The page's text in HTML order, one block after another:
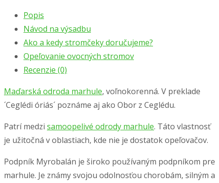
Popis
Návod na výsadbu
Ako a kedy stromčeky doručujeme?
Opeľovanie ovocných stromov
Recenzie (0)
Maďarská odroda marhule, voľnokorenná. V preklade
´Ceglédi óriás´ poznáme aj ako Obor z Ceglédu.
Patrí medzi samoopelivé odrody marhule. Táto vlastnosť
je užitočná v oblastiach, kde nie je dostatok opeľovačov.
Podpník Myrobalán je široko používaným podpníkom pre
marhule. Je známy svojou odolnosťou chorobám, silným a